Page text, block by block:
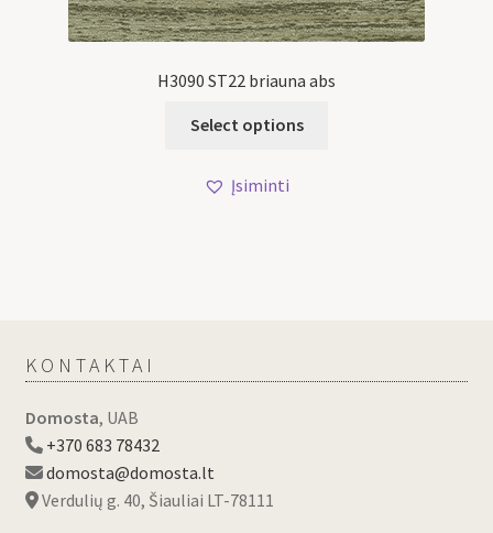
H3090 ST22 briauna abs
Select options
Įsiminti
KONTAKTAI
Domosta, UAB
+370 683 78432
domosta@domosta.lt
Verdulių g. 40, Šiauliai LT-78111